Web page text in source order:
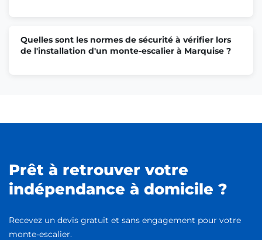
Quelles sont les normes de sécurité à vérifier lors
de l'installation d'un monte-escalier à Marquise ?
Prêt à retrouver votre
indépendance à domicile ?
Recevez un devis gratuit et sans engagement pour votre
monte-escalier.